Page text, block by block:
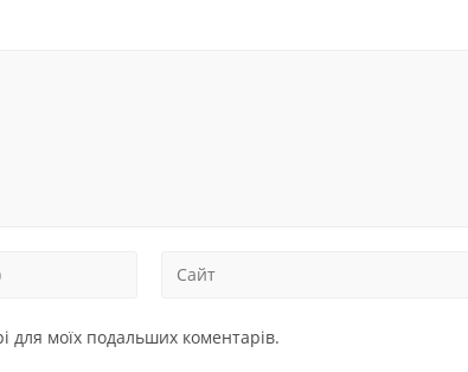
для моїх подальших коментарів.